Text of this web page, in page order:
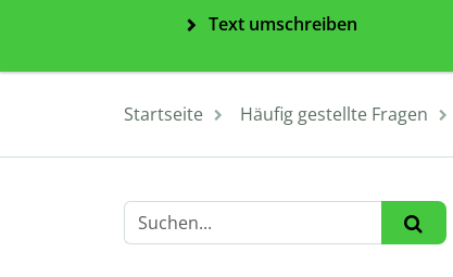
Text umschreiben
Startseite Häufig gestellte Fragen